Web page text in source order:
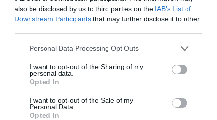
also be disclosed by us to third parties on the IAB’s List of
Downstream Participants that may further disclose it to other
Please note that this website/app uses one or more Google
not limited to your visit or usage behaviour. You may click to
grant or deny consent to Google and its third-party tags to
use your data for below specified purposes in below Google
consent section.
Personal Data Processing Opt Outs
I want to opt-out of the Sharing of my
personal data.
Opted In
I want to opt-out of the Sale of my
Personal Data.
Opted In
bankkártyával